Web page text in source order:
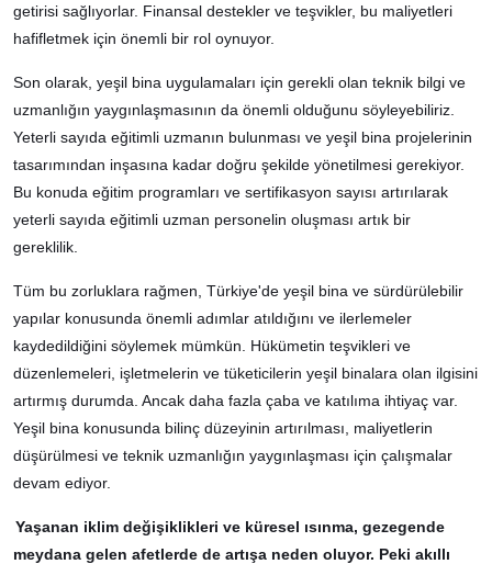
getirisi sağlıyorlar. Finansal destekler ve teşvikler, bu maliyetleri
hafifletmek için önemli bir rol oynuyor.
Son olarak, yeşil bina uygulamaları için gerekli olan teknik bilgi ve
uzmanlığın yaygınlaşmasının da önemli olduğunu söyleyebiliriz.
Yeterli sayıda eğitimli uzmanın bulunması ve yeşil bina projelerinin
tasarımından inşasına kadar doğru şekilde yönetilmesi gerekiyor.
Bu konuda eğitim programları ve sertifikasyon sayısı artırılarak
yeterli sayıda eğitimli uzman personelin oluşması artık bir
gereklilik.
Tüm bu zorluklara rağmen, Türkiye'de yeşil bina ve sürdürülebilir
yapılar konusunda önemli adımlar atıldığını ve ilerlemeler
kaydedildiğini söylemek mümkün. Hükümetin teşvikleri ve
düzenlemeleri, işletmelerin ve tüketicilerin yeşil binalara olan ilgisini
artırmış durumda. Ancak daha fazla çaba ve katılıma ihtiyaç var.
Yeşil bina konusunda bilinç düzeyinin artırılması, maliyetlerin
düşürülmesi ve teknik uzmanlığın yaygınlaşması için çalışmalar
devam ediyor.
Yaşanan iklim değişiklikleri ve küresel ısınma, gezegende
meydana gelen afetlerde de artışa neden oluyor. Peki akıllı